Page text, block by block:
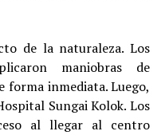
de la naturaleza. Los
maniobras de
forma inmediata. Luego,
Sungai Kolok. Los
al llegar al centro